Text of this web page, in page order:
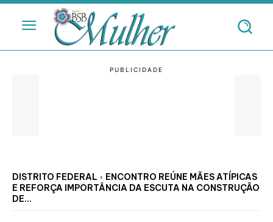
DISTRITO FEDERAL
ENCONTRO REÚNE MÃES ATÍPICAS
E REFORÇA IMPORTÂNCIA DA ESCUTA NA CONSTRUÇÃO
DE...